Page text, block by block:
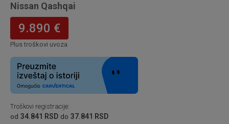
Nissan Qashqai
9.890 €
Plus troškovi uvoza
Troškovi registracije:
od 34.841 RSD do 37.841 RSD